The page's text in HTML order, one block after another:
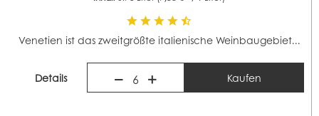
Venetien ist das zweitgrößte italienische Weinbaugebiet...
Details 6 Kaufen